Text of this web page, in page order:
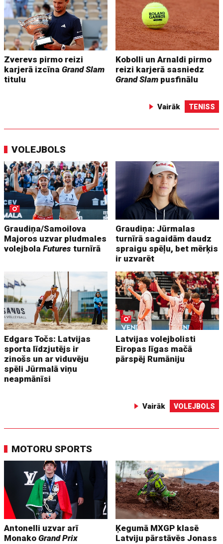
Zverevs pirmo reizi
karjerā izcīnaGrand Slam
titulu
Kobolli un Arnaldi pirmo
reizi karjerā sasniedz
Grand Slam pusfinālu
Vairāk TENISS
VOLEJBOLS
Graudiņa/Samoilova
Majoros uzvar pludmales
volejbolaFutures turnīrā
Graudiņa: Jūrmalas
turnīrā sagaidām daudz
spraigu spēļu, bet mērķis
ir uzvarēt
Edgars Točs: Latvijas
sporta līdzjutējs ir
zinošs un ar viduvēju
spēli Jūrmalā viņu
neapmānīsi
Latvijas volejbolisti
Eiropas līgas mačā
pārspēj Rumāniju
Vairāk VOLEJBOLS
MOTORU SPORTS
Antonelli uzvar arī
MonakoGrand Prix
Ķegumā MXGP klasē
Latviju pārstāvēs Jonass